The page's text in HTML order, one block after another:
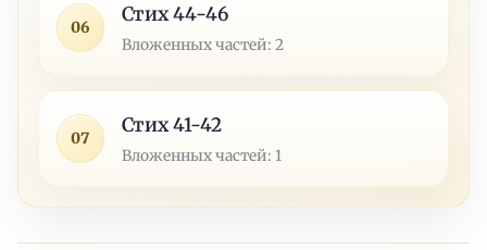
06
Стих 44-46
Вложенных частей: 2
07
Стих 41-42
Вложенных частей: 1